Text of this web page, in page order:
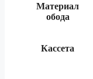
Материал
обода
Кассета